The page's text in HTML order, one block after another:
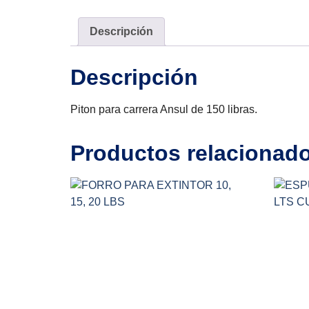
Descripción
Descripción
Piton para carrera Ansul de 150 libras.
Productos